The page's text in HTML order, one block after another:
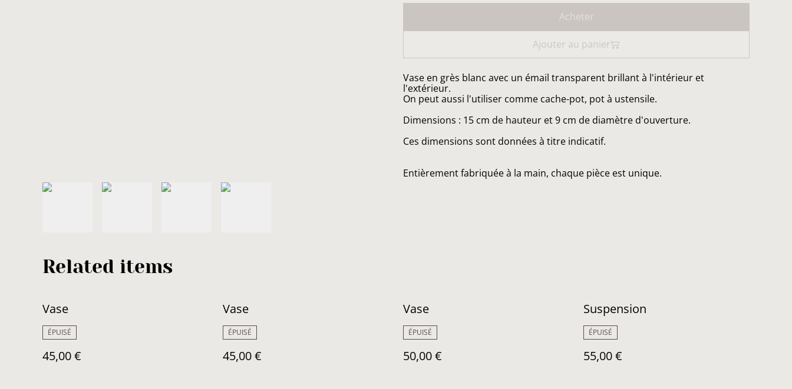
Acheter
Ajouter au panier
Vase en grès blanc avec un émail transparent brillant à l'intérieur et
l'extérieur.
On peut aussi l'utiliser comme cache-pot, pot à ustensile.
Dimensions : 15 cm de hauteur et 9 cm de diamètre d'ouverture.
Ces dimensions sont données à titre indicatif.
Entièrement fabriquée à la main, chaque pièce est unique.
Related items
Vase
ÉPUISÉ
45,00 €
Vase
ÉPUISÉ
45,00 €
Vase
ÉPUISÉ
50,00 €
Suspension
ÉPUISÉ
55,00 €